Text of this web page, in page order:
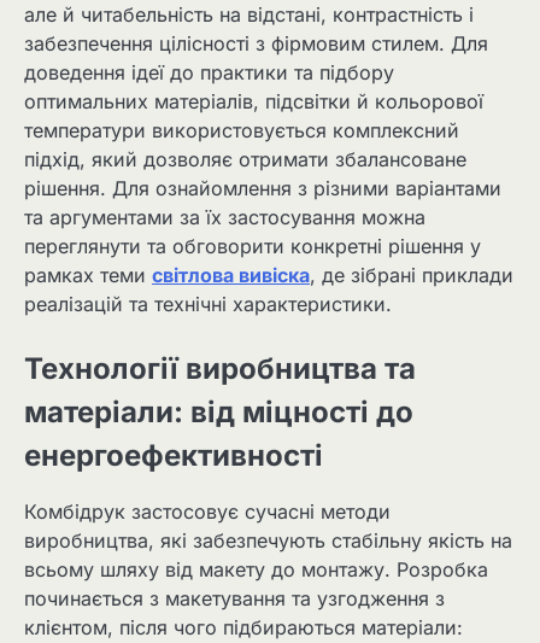
але й читабельність на відстані, контрастність і
забезпечення цілісності з фірмовим стилем. Для
доведення ідеї до практики та підбору
оптимальних матеріалів, підсвітки й кольорової
температури використовується комплексний
підхід, який дозволяє отримати збалансоване
рішення. Для ознайомлення з різними варіантами
та аргументами за їх застосування можна
переглянути та обговорити конкретні рішення у
рамках теми світлова вивіска, де зібрані приклади
реалізацій та технічні характеристики.
Технології виробництва та
матеріали: від міцності до
енергоефективності
Комбідрук застосовує сучасні методи
виробництва, які забезпечують стабільну якість на
всьому шляху від макету до монтажу. Розробка
починається з макетування та узгодження з
клієнтом, після чого підбираються матеріали: